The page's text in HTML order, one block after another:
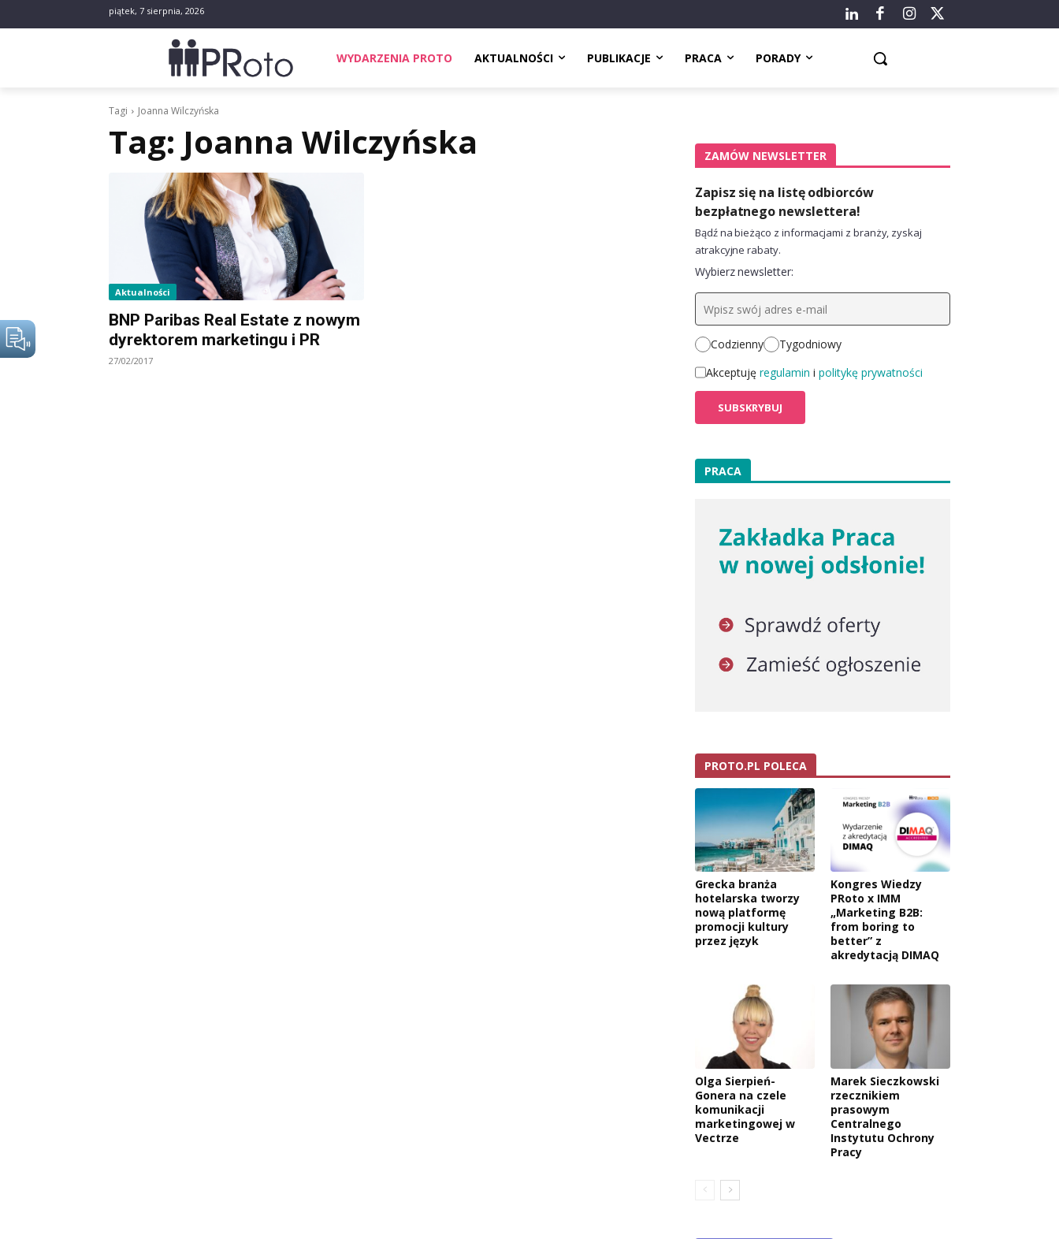
piątek, 7 sierpnia, 2026
WYDARZENIA PROTO AKTUALNOŚCI PUBLIKACJE PRACA PORADY
Tagi Joanna Wilczyńska
Tag: Joanna Wilczyńska
Aktualności
BNP Paribas Real Estate z nowym
dyrektorem marketingu i PR
27/02/2017
ZAMÓW NEWSLETTER
Zapisz się na listę odbiorców
bezpłatnego newslettera!
Bądź na bieżąco z informacjami z branży, zyskaj
atrakcyjne rabaty.
Wybierz newsletter:
Codzienny
Tygodniowy
Akceptuję regulamin i politykę prywatności
PRACA
PROTO.PL POLECA
Grecka branża
hotelarska tworzy
nową platformę
promocji kultury
przez język
Kongres Wiedzy
PRoto x IMM
„Marketing B2B:
from boring to
better” z
akredytacją DIMAQ
Olga Sierpień-
Gonera na czele
komunikacji
marketingowej w
Vectrze
Marek Sieczkowski
rzecznikiem
prasowym
Centralnego
Instytutu Ochrony
Pracy